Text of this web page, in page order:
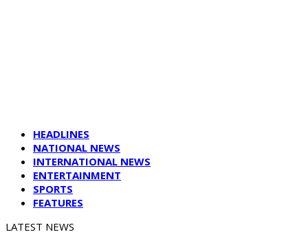
HEADLINES
NATIONAL NEWS
INTERNATIONAL NEWS
ENTERTAINMENT
SPORTS
FEATURES
LATEST NEWS